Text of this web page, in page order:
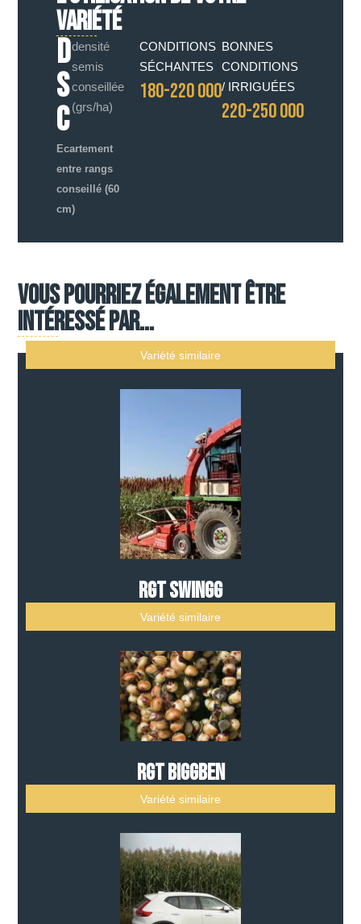
VARIÉTÉ
D
S
C
densité
semis
conseillée
(grs/ha)
Ecartement
entre rangs
conseillé (60
cm)
CONDITIONS
SÉCHANTES
180-220 000
BONNES
CONDITIONS
/ IRRIGUÉES
220-250 000
Vous pourriez également être
intéressé par...
Variété similaire
RGT SWINGG
Variété similaire
RGT BIGGBEN
Variété similaire